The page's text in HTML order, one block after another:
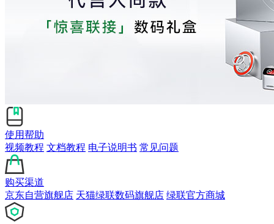
使用帮助
视频教程 文档教程 电子说明书 常见问题
购买渠道
京东自营旗舰店 天猫绿联数码旗舰店 绿联官方商城